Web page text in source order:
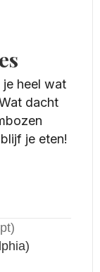
je heel wat
dacht
je eten!